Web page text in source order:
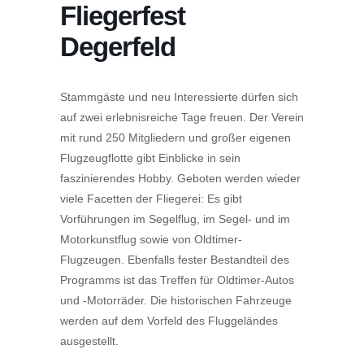
Fliegerfest
Degerfeld
Stammgäste und neu Interessierte dürfen sich
auf zwei erlebnisreiche Tage freuen. Der Verein
mit rund 250 Mitgliedern und großer eigenen
Flugzeugflotte gibt Einblicke in sein
faszinierendes Hobby. Geboten werden wieder
viele Facetten der Fliegerei: Es gibt
Vorführungen im Segelflug, im Segel- und im
Motorkunstflug sowie von Oldtimer-
Flugzeugen. Ebenfalls fester Bestandteil des
Programms ist das Treffen für Oldtimer-Autos
und -Motorräder. Die historischen Fahrzeuge
werden auf dem Vorfeld des Fluggeländes
ausgestellt.